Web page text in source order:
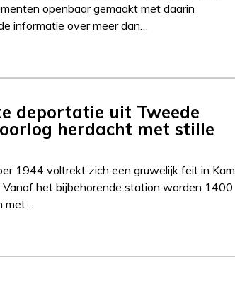
openbaar gemaakt met daarin
informatie over meer dan…
deportatie uit Tweede
herdacht met stille
1944 voltrekt zich een gruwelijk feit in
het bijbehorende station worden 1400